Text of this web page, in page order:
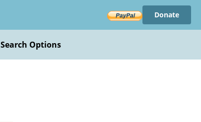
Donate
Search Options